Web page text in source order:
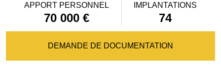
APPORT PERSONNEL
70 000 €
IMPLANTATIONS
74
DEMANDE DE DOCUMENTATION